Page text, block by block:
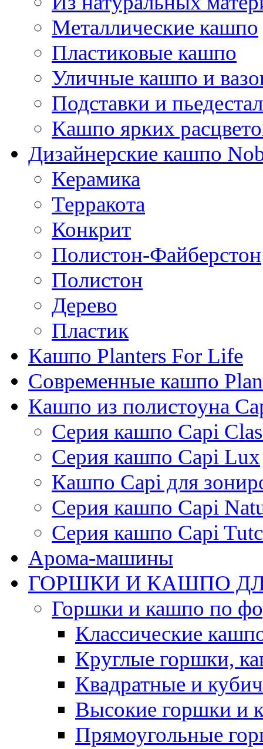
Металлические кашпо
Пластиковые кашпо
Уличные кашпо и
Подставки и
Кашпо ярких
Дизайнерские кашпо
Керамика
Терракота
Конкрит
Полистон-Файберстон
Полистон
Дерево
Пластик
Кашпо Planters For Life
Современные кашпо
Кашпо из полистоуна
Серия кашпо Capi
Серия кашпо Capi Lux
Кашпо Capi для
Серия кашпо Capi
Серия кашпо Capi
Арома-машины
ГОРШКИ И КАШПО
Горшки и кашпо по
Классические
Круглые горшки,
Квадратные и
Высокие горшки и
Прямоугольные